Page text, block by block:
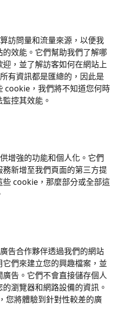
訪問量和流量來源，以便我
效能。它們幫助我們了解哪
，並了解訪客如何在網站上
有資訊都是匯總的，因此是
cookie，我們將不知道您何時
控其效能。
增強的功能和個人化。它們
新增至我們頁面的第三方提
cookie，那麼部分或全部這
告合作夥伴透過我們的網站
們來建立您的興趣檔案，並
告。它們不會直接儲存個人
瀏覽器和網路設備的資訊。
您將體驗到針對性較差的廣